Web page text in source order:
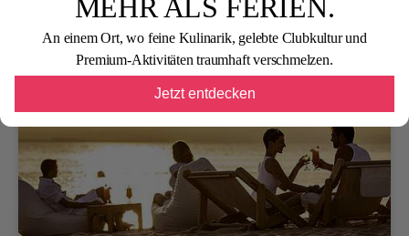
MEHR ALS FERIEN.
An einem Ort, wo feine Kulinarik, gelebte Clubkultur und
Premium-Aktivitäten traumhaft verschmelzen.
Jetzt entdecken